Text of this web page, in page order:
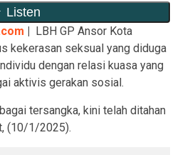
| LBH GP Ansor Kota
kekerasan seksual yang diduga
dengan relasi kuasa yang
aktivis gerakan sosial.
tersangka, kini telah ditahan
(10/1/2025).